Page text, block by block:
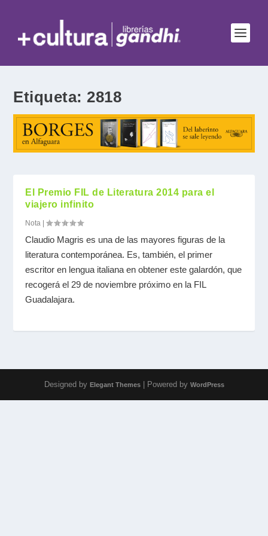
Etiqueta: 2818
El Premio FIL de Literatura 2014 para el
viajero infinito
Nota |
Claudio Magris es una de las mayores figuras de la
literatura contemporánea. Es, también, el primer
escritor en lengua italiana en obtener este galardón, que
recogerá el 29 de noviembre próximo en la FIL
Guadalajara.
Designed by Elegant Themes| Powered by WordPress